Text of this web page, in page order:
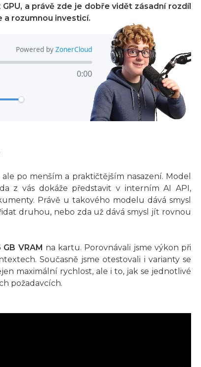
GPU, a právě zde je dobře vidět zásadní rozdíl
a rozumnou investicí.
Powered by ZonerCloud
0:00
po menším a praktičtějším nasazení. Model
z vás dokáže představit v interním AI API,
Právě u takového modelu dává smysl
druhou, nebo zda už dává smysl jít rovnou
GB VRAM na kartu. Porovnávali jsme výkon při
Současně jsme otestovali i varianty se
maximální rychlost, ale i to, jak se jednotlivé
požadavcích.